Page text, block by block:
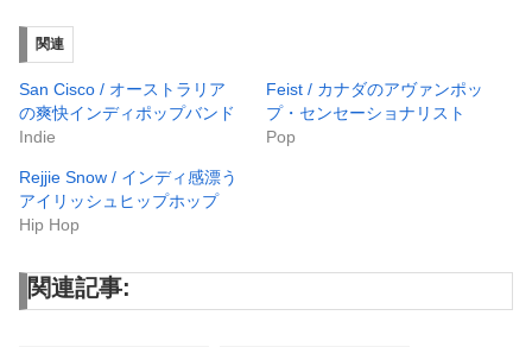
関連
San Cisco / オーストラリア
の爽快インディポップバンド
Indie
Feist / カナダのアヴァンポッ
プ・センセーショナリスト
Pop
Rejjie Snow / インディ感漂う
アイリッシュヒップホップ
Hip Hop
関連記事: